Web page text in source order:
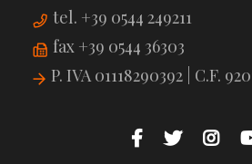
tel. +39 0544 249211
fax +39 0544 36303
P. IVA 01118290392 | C.F.